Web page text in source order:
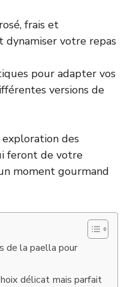
frais et
dynamiser votre repas
pour adapter vos
versions de
des
feront de votre
moment gourmand
de la paella pour
délicat mais parfait